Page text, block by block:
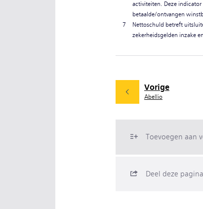
activiteiten. Deze indicator
betaalde/ontvangen
7
Nettoschuld betreft
zekerheidsgelden inzake
Vorige
Abellio
Toevoegen aan
Deel deze pagina